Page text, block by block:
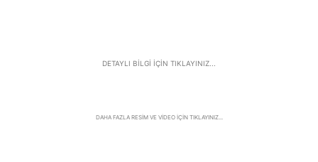
DETAYLI BİLGİ İÇİN TIKLAYINIZ...
DAHA FAZLA RESİM VE VİDEO İÇİN TIKLAYINIZ...